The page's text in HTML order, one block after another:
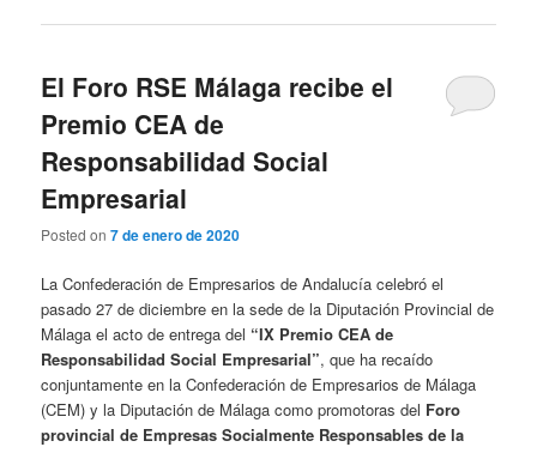
El Foro RSE Málaga recibe el
Premio CEA de
Responsabilidad Social
Empresarial
Posted on7 de enero de 2020
La Confederación de Empresarios de Andalucía celebró el
pasado 27 de diciembre en la sede de la Diputación Provincial de
Málaga el acto de entrega del “IX Premio CEA de
Responsabilidad Social Empresarial”, que ha recaído
conjuntamente en la Confederación de Empresarios de Málaga
(CEM) y la Diputación de Málaga como promotoras del Foro
provincial de Empresas Socialmente Responsables de la